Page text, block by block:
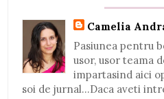
Camelia
Pasiunea pentru
usor, usor teama
impartasind aici
soi de jurnal...Daca aveti